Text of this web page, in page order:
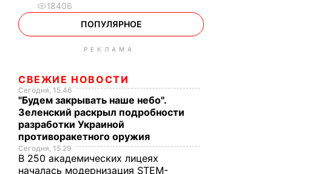
18406
ПОПУЛЯРНОЕ
РЕКЛАМА
СВЕЖИЕ НОВОСТИ
Сегодня, 15.46
"Будем закрывать наше небо".
Зеленский раскрыл подробности
разработки Украиной
противоракетного оружия
Сегодня, 15.29
В 250 академических лицеях
началась модернизация STEM-